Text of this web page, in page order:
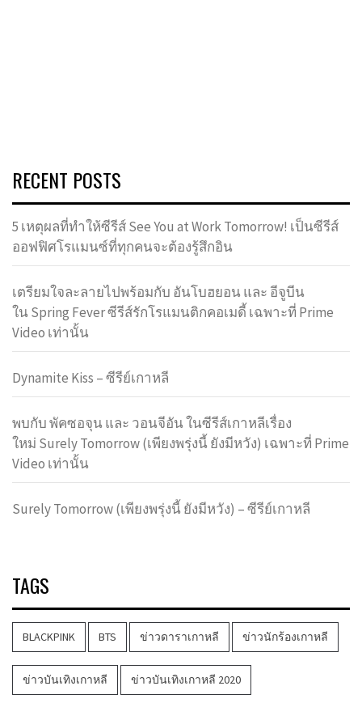
RECENT POSTS
5 เหตุผลที่ทำให้ซีรีส์ See You at Work Tomorrow! เป็นซีรีส์
ออฟฟิศโรแมนซ์ที่ทุกคนจะต้องรู้สึกอิน
เตรียมใจละลายไปพร้อมกับ อันโบฮยอน และ อีจูบีน
ใน Spring Fever ซีรีส์รักโรแมนติกคอเมดี้ เฉพาะที่ Prime
Video เท่านั้น
Dynamite Kiss – ซีรีย์เกาหลี
พบกับ พัคซอจุน และ วอนจีอัน ในซีรีส์เกาหลีเรื่อง
ใหม่ Surely Tomorrow (เพียงพรุ่งนี้ ยังมีหวัง) เฉพาะที่ Prime
Video เท่านั้น
Surely Tomorrow (เพียงพรุ่งนี้ ยังมีหวัง) – ซีรีย์เกาหลี
TAGS
BLACKPINK BTS ข่าวดาราเกาหลี ข่าวนักร้องเกาหลี
ข่าวบันเทิงเกาหลี ข่าวบันเทิงเกาหลี 2020